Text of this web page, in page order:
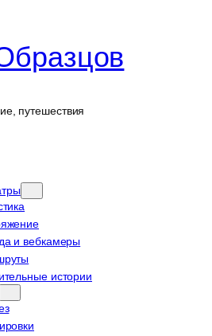
путешествия
и вебкамеры
истории